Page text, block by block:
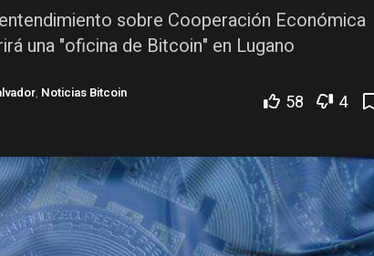
sobre Cooperación Económica
una "oficina de Bitcoin" en Lugano
, Noticias Bitcoin
58 4